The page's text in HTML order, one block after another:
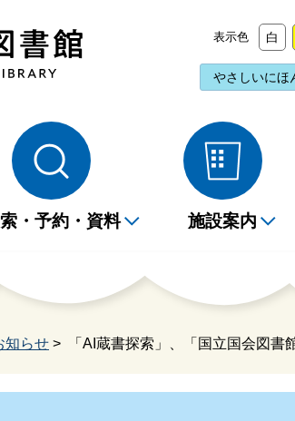
表示色 白
やさしいにほ
のご案
本を探すには（相談
・予約・資料
Myライブラリの使い
施設案内
1階詳細情報
イベント情報
イベント情報
知らせ > 「AI蔵書探索」、「国立国会図書